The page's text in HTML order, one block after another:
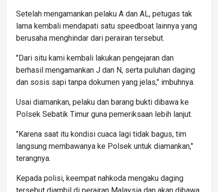
Setelah mengamankan pelaku A dan AL, petugas tak
lama kembali mendapati satu speedboat lainnya yang
berusaha menghindar dari perairan tersebut.
"Dari situ kami kembali lakukan pengejaran dan
berhasil mengamankan J dan N, serta puluhan daging
dan sosis sapi tanpa dokumen yang jelas," imbuhnya.
Usai diamankan, pelaku dan barang bukti dibawa ke
Polsek Sebatik Timur guna pemeriksaan lebih lanjut.
"Karena saat itu kondisi cuaca lagi tidak bagus, tim
langsung membawanya ke Polsek untuk diamankan,"
terangnya.
Kepada polisi, keempat nahkoda mengaku daging